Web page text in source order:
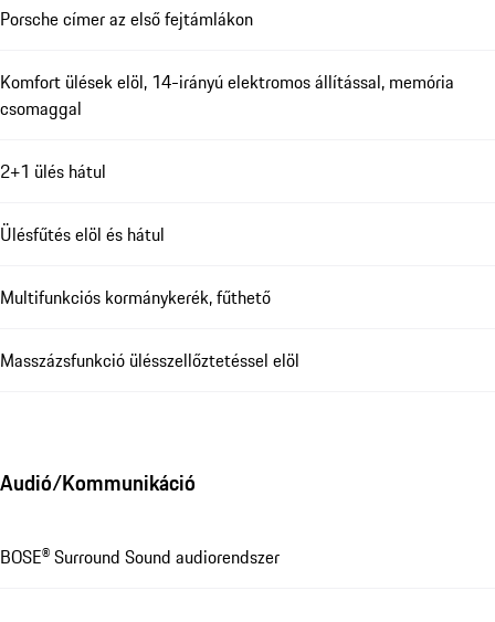
Porsche címer az első fejtámlákon
Komfort ülések elöl, 14-irányú elektromos állítással, memória
csomaggal
2+1 ülés hátul
Ülésfűtés elöl és hátul
Multifunkciós kormánykerék, fűthető
Masszázsfunkció ülésszellőztetéssel elöl
Audió/Kommunikáció
BOSE® Surround Sound audiorendszer